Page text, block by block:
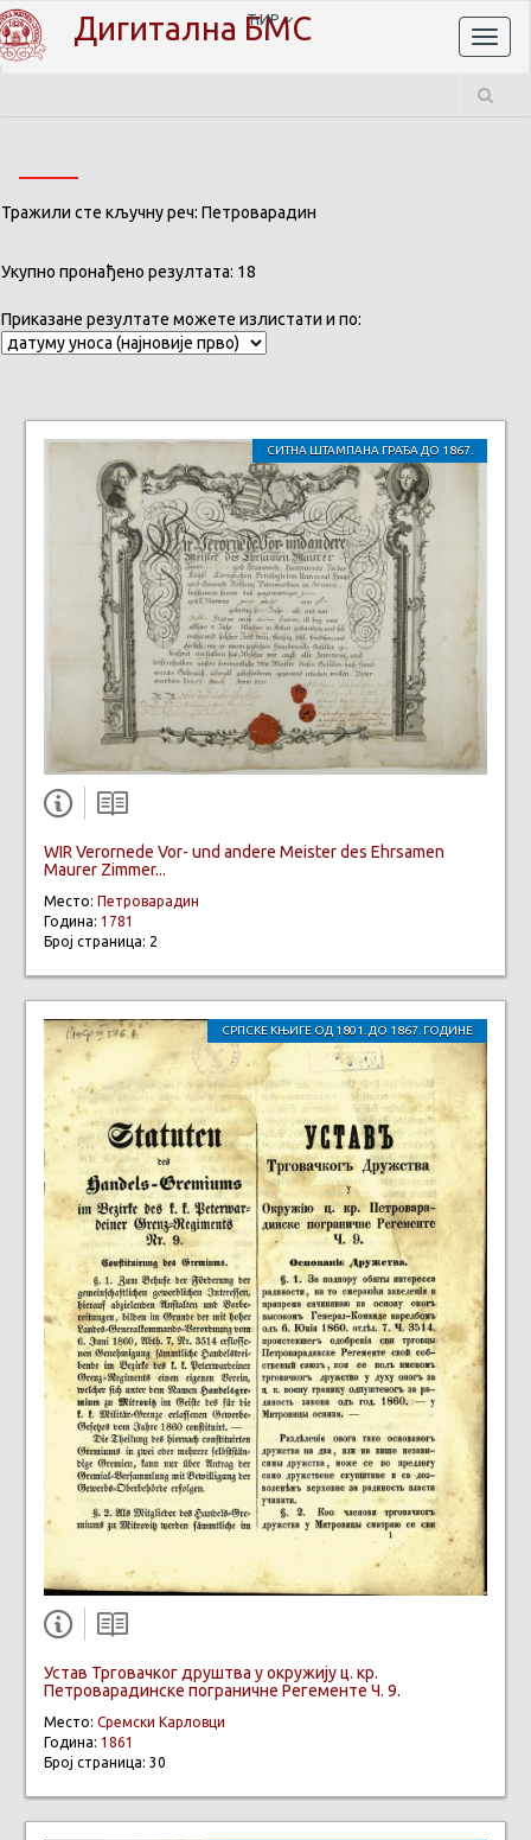
Дигитална БМС
ЋИР
Тражили сте кључну реч: Петроварадин
Укупно пронађено резултата: 18
Приказане резултате можете излистати и по:
СИТНА ШТАМПАНА ГРАЂА ДО 1867.
WIR Verornede Vor- und andere Meister des Ehrsamen
Maurer Zimmer...
Место: Петроварадин
Година: 1781
Број страница: 2
СРПСКЕ КЊИГЕ ОД 1801. ДО 1867. ГОДИНЕ
Устав Трговачког друштва у окружију ц. кр.
Петроварадинске пограничне Регементе Ч. 9.
Место: Сремски Карловци
Година: 1861
Број страница: 30